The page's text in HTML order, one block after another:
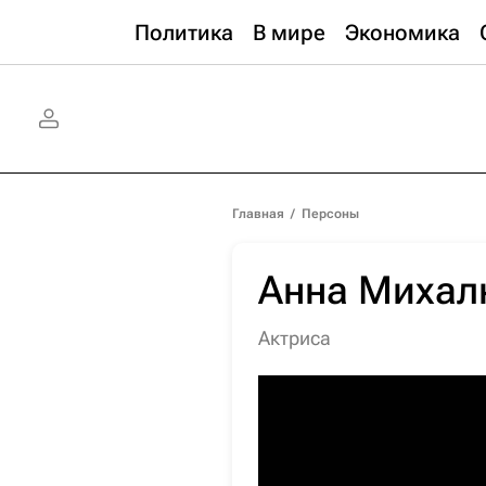
Политика В мире Экономика
Главная / Персоны
Анна
актриса